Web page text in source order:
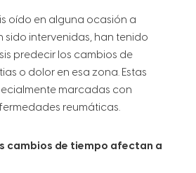
oído en alguna ocasión a
sido intervenidas, han tenido
predecir los cambios de
o dolor en esa zona. Estas
marcadas con
reumáticas.
cambios de tiempo afectan a